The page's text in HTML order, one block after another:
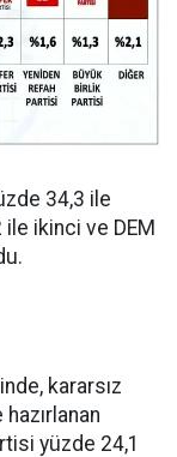
34,3 ile
ikinci ve DEM
kararsız
yüzde 24,1